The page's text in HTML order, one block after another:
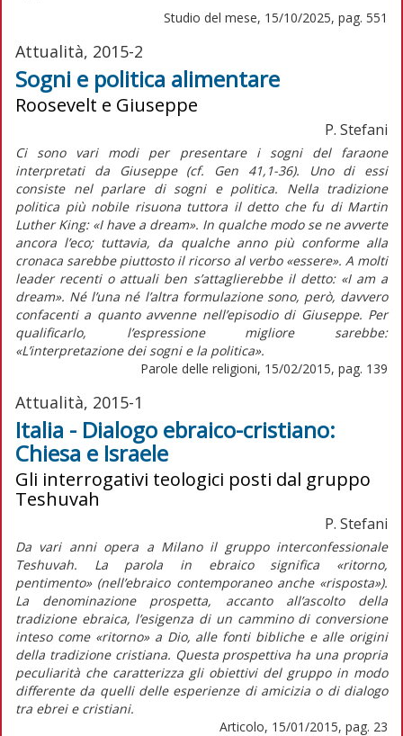
Studio del mese, 15/10/2025, pag. 551
Attualità, 2015-2
Sogni e politica alimentare
Roosevelt e Giuseppe
P. Stefani
Ci sono vari modi per presentare i sogni del faraone
interpretati da Giuseppe (cf. Gen 41,1-36). Uno di essi
consiste nel parlare di sogni e politica. Nella tradizione
politica più nobile risuona tuttora il detto che fu di Martin
Luther King: «I have a dream». In qualche modo se ne avverte
ancora l’eco; tuttavia, da qualche anno più conforme alla
cronaca sarebbe piuttosto il ricorso al verbo «essere». A molti
leader recenti o attuali ben s’attaglierebbe il detto: «I am a
dream». Né l’una né l’altra formulazione sono, però, davvero
confacenti a quanto avvenne nell’episodio di Giuseppe. Per
qualificarlo, l’espressione migliore sarebbe:
«L’interpretazione dei sogni e la politica».
Parole delle religioni, 15/02/2015, pag. 139
Attualità, 2015-1
Italia - Dialogo ebraico-cristiano:
Chiesa e Israele
Gli interrogativi teologici posti dal gruppo
Teshuvah
P. Stefani
Da vari anni opera a Milano il gruppo interconfessionale
Teshuvah. La parola in ebraico significa «ritorno,
pentimento» (nell’ebraico contemporaneo anche «risposta»).
La denominazione prospetta, accanto all’ascolto della
tradizione ebraica, l’esigenza di un cammino di conversione
inteso come «ritorno» a Dio, alle fonti bibliche e alle origini
della tradizione cristiana. Questa prospettiva ha una propria
peculiarità che caratterizza gli obiettivi del gruppo in modo
differente da quelli delle esperienze di amicizia o di dialogo
tra ebrei e cristiani.
Articolo, 15/01/2015, pag. 23